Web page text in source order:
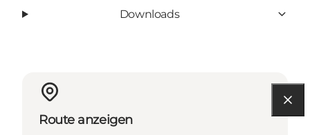
Downloads
Route anzeigen